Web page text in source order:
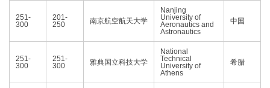
251-
300
201-
250
南京航空航天大学
Nanjing
University of
Aeronautics and
Astronautics
中国
251-
300
251-
300
雅典国立科技大学
National
Technical
University of
Athens
希腊